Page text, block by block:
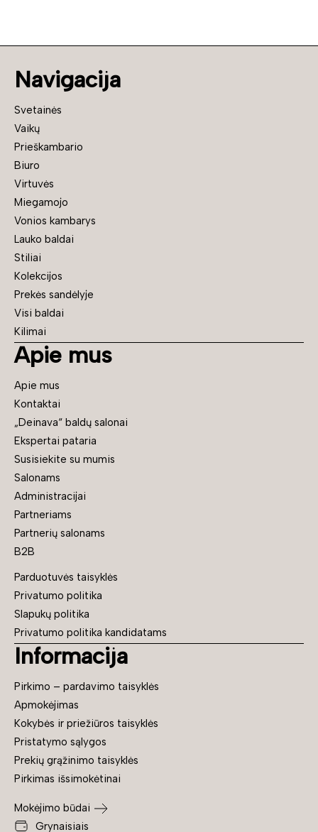
Navigacija
Svetainės
Vaikų
Prieškambario
Biuro
Virtuvės
Miegamojo
Vonios kambarys
Lauko baldai
Stiliai
Kolekcijos
Prekės sandėlyje
Visi baldai
Kilimai
Apie mus
Apie mus
Kontaktai
„Deinava“ baldų salonai
Ekspertai pataria
Susisiekite su mumis
Salonams
Administracijai
Partneriams
Partnerių salonams
B2B
Parduotuvės taisyklės
Privatumo politika
Slapukų politika
Privatumo politika kandidatams
Informacija
Pirkimo – pardavimo taisyklės
Apmokėjimas
Kokybės ir priežiūros taisyklės
Pristatymo sąlygos
Prekių grąžinimo taisyklės
Pirkimas išsimokėtinai
Mokėjimo būdai
Grynaisiais